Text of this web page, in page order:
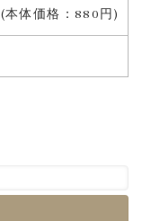
(本体価格：880円)